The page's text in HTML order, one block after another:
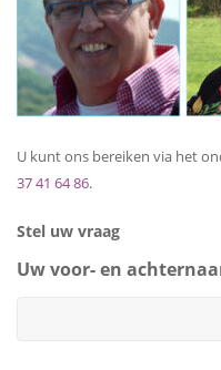
U kunt ons bereiken via het
37 41 64 86.
Stel uw vraag
Uw voor- en